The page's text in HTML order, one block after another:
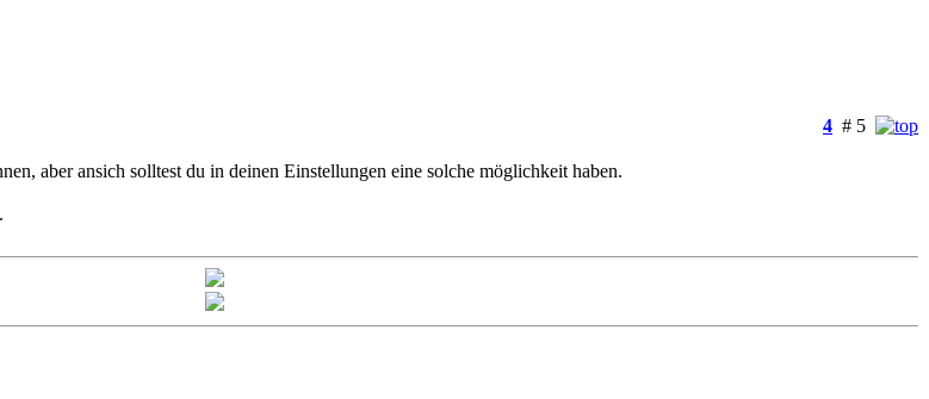
4 # 5
aber ansich solltest du in deinen Einstellungen eine solche möglichkeit haben.